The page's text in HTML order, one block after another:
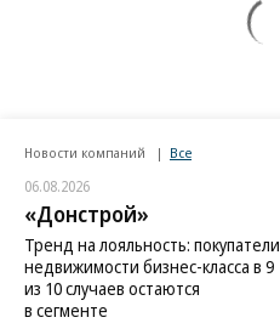
Новости компаний Все
06.08.2026
«Донстрой»
Тренд на лояльность: покупатели
недвижимости бизнес-класса в 9
из 10 случаев остаются
в сегменте